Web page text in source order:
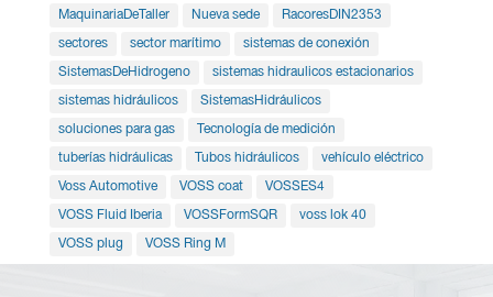
MaquinariaDeTaller Nueva sede RacoresDIN2353
sectores sector marítimo sistemas de conexión
SistemasDeHidrogeno sistemas hidraulicos estacionarios
sistemas hidráulicos SistemasHidráulicos
soluciones para gas Tecnología de medición
tuberías hidráulicas Tubos hidráulicos vehículo eléctrico
Voss Automotive VOSS coat VOSSES4
VOSS Fluid Iberia VOSSFormSQR voss lok 40
VOSS plug VOSS Ring M